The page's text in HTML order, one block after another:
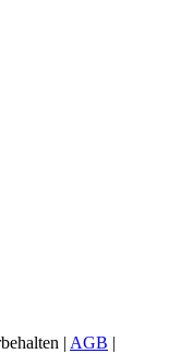
| AGB |